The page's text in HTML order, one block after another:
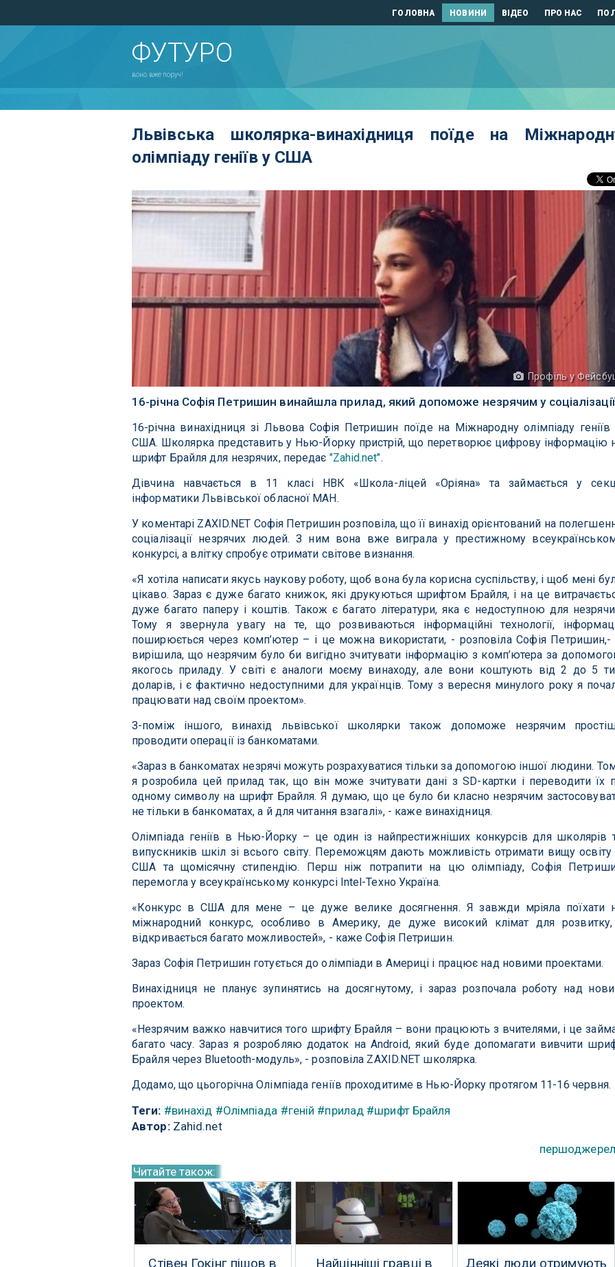
ГОЛОВНА НОВИНИ ВІДЕО ПРО НАС
ФУТУРО
воно вже поруч!
Львівська школярка-винахідниця поїде на
олімпіаду геніїв у США
Профіль у
16-річна Софія Петришин винайшла прилад, який допоможе незрячим у
16-річна винахідниця зі Львова Софія Петришин поїде на Міжнародну олімпіаду геніїв
США. Школярка представить у Нью-Йорку пристрій, що перетворює цифрову інформацію
шрифт Брайля для незрячих, передає "Zahid.net".
Дівчина навчається в 11 класі НВК «Школа-ліцей «Оріяна» та займається у
інформатики Львівської обласної МАН.
У коментарі ZAXID.NET Софія Петришин розповіла, що її винахід орієнтований на
соціалізації незрячих людей. З ним вона вже виграла у престижному
конкурсі, а влітку спробує отримати світове визнання.
«Я хотіла написати якусь наукову роботу, щоб вона була корисна суспільству, і щоб мені
цікаво. Зараз є дуже багато книжок, які друкуються шрифтом Брайля, і на це
дуже багато паперу і коштів. Також є багато літератури, яка є недоступною для
Тому я звернула увагу на те, що розвиваються інформаційні технології,
поширюється через комп’ютер – і це можна використати, - розповіла Софія Петришин,-
вирішила, що незрячим було би вигідно зчитувати інформацію з комп’ютера за
якогось приладу. У світі є аналоги моєму винаходу, але вони коштують від 2 до 5
доларів, і є фактично недоступними для українців. Тому з вересня минулого року я
працювати над своїм проектом».
З-поміж іншого, винахід львівської школярки також допоможе незрячим
проводити операції із банкоматами.
«Зараз в банкоматах незрячі можуть розрахуватися тільки за допомогою іншої людини.
я розробила цей прилад так, що він може зчитувати дані з SD-картки і переводити їх
одному символу на шрифт Брайля. Я думаю, що це було би класно незрячим
не тільки в банкоматах, а й для читання взагалі», - каже винахідниця.
Олімпіада геніїв в Нью-Йорку – це один із найпрестижніших конкурсів для школярів
випускників шкіл зі всього світу. Переможцям дають можливість отримати вищу освіту
США та щомісячну стипендію. Перш ніж потрапити на цю олімпіаду, Софія
перемогла у всеукраїнському конкурсі Intel-Техно Україна.
«Конкурс в США для мене – це дуже велике досягнення. Я завжди мріяла поїхати
міжнародний конкурс, особливо в Америку, де дуже високий клімат для розвитку,
відкривається багато можливостей», - каже Софія Петришин.
Зараз Софія Петришин готується до олімпіади в Америці і працює над новими проектами.
Винахідниця не планує зупинятись на досягнутому, і зараз розпочала роботу над
проектом.
«Незрячим важко навчитися того шрифту Брайля – вони працюють з вчителями, і це
багато часу. Зараз я розробляю додаток на Android, який буде допомагати вивчити
Брайля через Bluetooth-модуль», - розповіла ZAXID.NET школярка.
Додамо, що цьогорічна Олімпіада геніїв проходитиме в Нью-Йорку протягом 11-16 червня.
Теги: #винахід #Олімпіада #геній #прилад #шрифт Брайля
Автор:Zahid.net
Читайте також:
Стівен Гокінг пішов в
Найцінніші гравці в
Деякі люди отримують